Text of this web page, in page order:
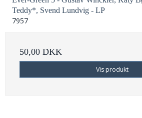
Teddy*, Svend Lundvig - LP
7957
50,00 DKK
Vis produkt